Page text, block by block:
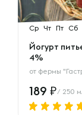
Ср Чт Пт Сб
Йогурт
4%
от фермы
189 / 250